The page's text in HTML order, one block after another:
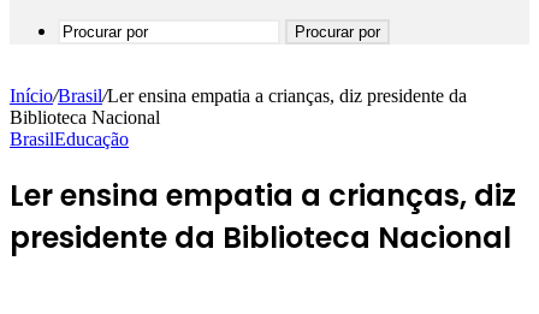
Procurar por
Início/Brasil/Ler ensina empatia a crianças, diz presidente da
Biblioteca Nacional
BrasilEducação
Ler ensina empatia a crianças, diz
presidente da Biblioteca Nacional